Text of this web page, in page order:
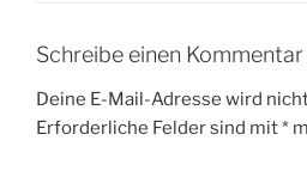
Schreibe einen Kommentar
Deine E-Mail-Adresse wird
Erforderliche Felder sind mit*